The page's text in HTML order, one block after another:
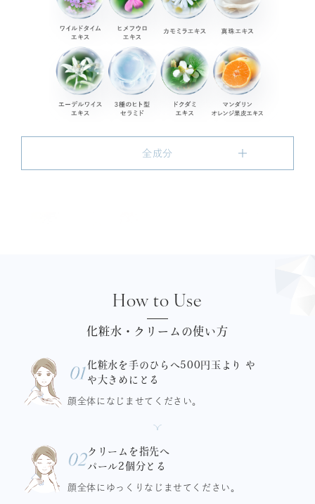
全成分
How to Use
化粧水・クリームの使い方
化粧水を手のひらへ500円玉より
や
や大きめにとる
顔全体になじませてください。
クリームを指先へ
パール2個分とる
顔全体にゆっくりなじませてください。